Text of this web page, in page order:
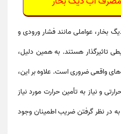
بخار، عواملی مانند فشار ورودی و
تاثیرگذار هستند. به همین دلیل،
واقعی ضروری است. علاوه بر این،
و نیاز به تأمین حرارت مورد نیاز
در نظر گرفتنضریب اطمینانوجود